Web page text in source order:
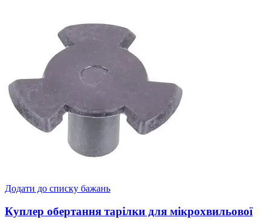
Додати до списку бажань
Куплер обертання тарілки для мікрохвильової